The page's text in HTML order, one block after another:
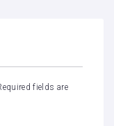
fields are